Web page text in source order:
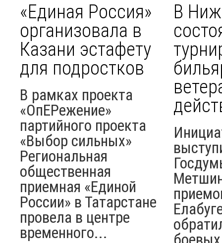
«Единая Россия»
организовала в
Казани эстафету
для подростков
В рамках проекта
«ОпЕРежение»
партийного проекта
«Выбор сильных»
Региональная
общественная
приемная «Единой
России» в Татарстане
провела в центре
временного...
В